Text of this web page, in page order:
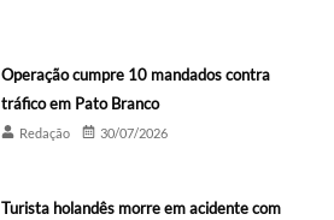
Operação cumpre 10 mandados contra
tráfico em Pato Branco
Redação 30/07/2026
Turista holandês morre em acidente com